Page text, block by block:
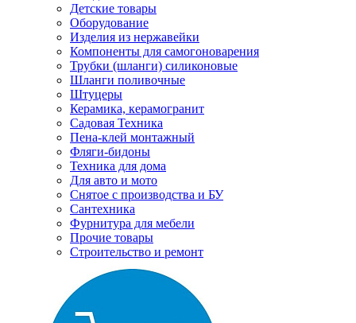
Детские товары
Оборудование
Изделия из нержавейки
Компоненты для самогоноварения
Трубки (шланги) силиконовые
Шланги поливочные
Штуцеры
Керамика, керамогранит
Садовая Техника
Пена-клей монтажный
Фляги-бидоны
Техника для дома
Для авто и мото
Снятое с производства и БУ
Сантехника
Фурнитура для мебели
Прочие товары
Строительство и ремонт